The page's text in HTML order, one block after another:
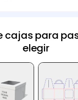
cajas para
elegir